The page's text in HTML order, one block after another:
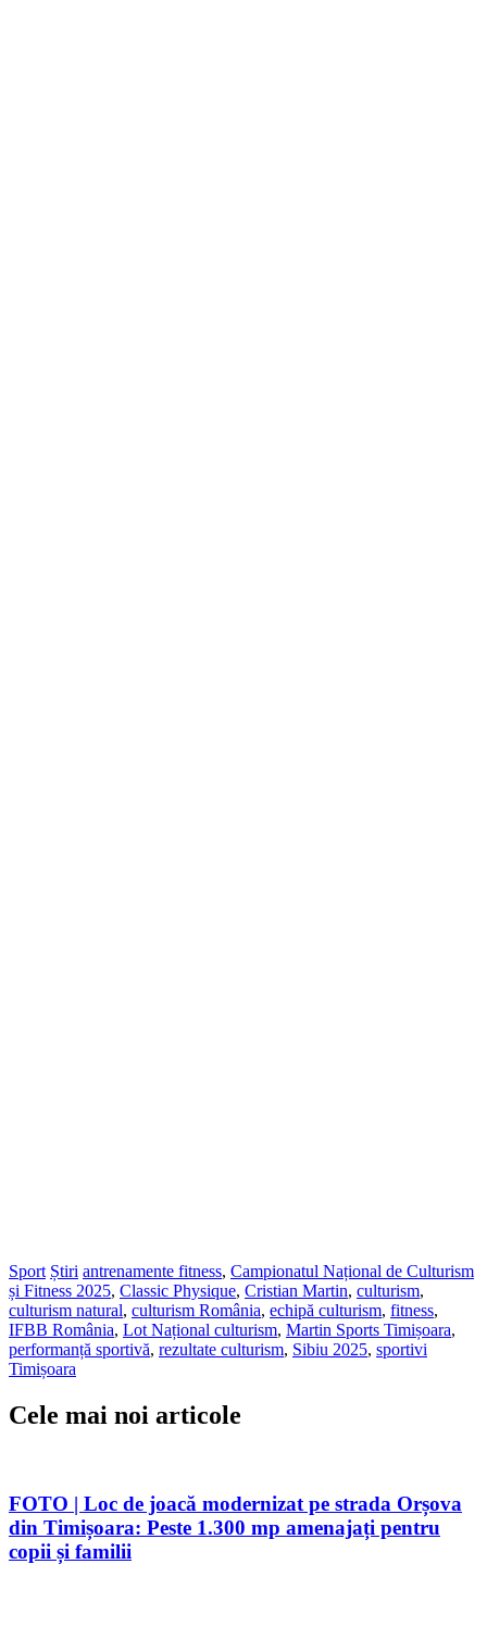
Sport Știri antrenamente fitness, Campionatul Național de Culturism
și Fitness 2025, Classic Physique, Cristian Martin, culturism,
culturism natural, culturism România, echipă culturism, fitness,
IFBB România, Lot Național culturism, Martin Sports Timișoara,
performanță sportivă, rezultate culturism, Sibiu 2025, sportivi
Timișoara
Cele mai noi articole
FOTO | Loc de joacă modernizat pe strada Orșova
din Timișoara: Peste 1.300 mp amenajați pentru
copii și familii